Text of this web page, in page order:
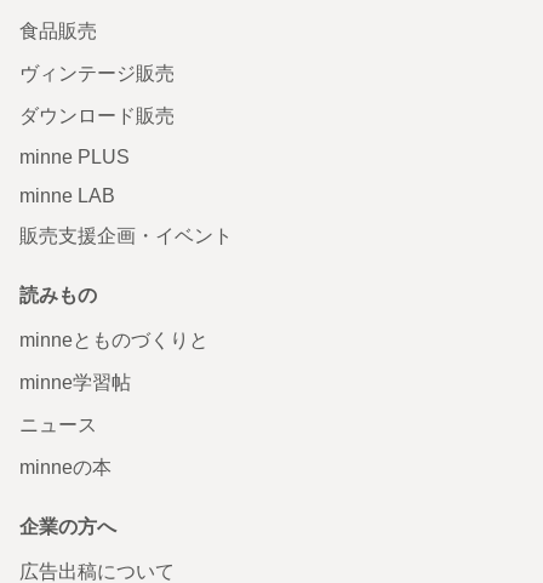
食品販売
ヴィンテージ販売
ダウンロード販売
minne PLUS
minne LAB
販売支援企画・イベント
読みもの
minneとものづくりと
minne学習帖
ニュース
minneの本
企業の方へ
広告出稿について